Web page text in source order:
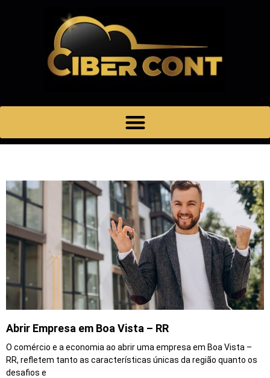
Abrir Empresa em Boa Vista – RR
O comércio e a economia ao abrir uma empresa em Boa Vista –
RR, refletem tanto as características únicas da região quanto os
desafios e